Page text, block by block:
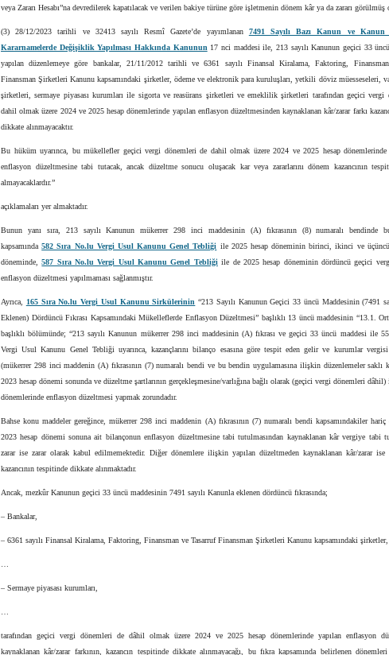
veya Zararı Hesabı”na devredilerek kapatılacak ve verilen bakiye türüne göre işletmenin dönem kâr ya da zararı görülmüş
(3) 28/12/2023 tarihli ve 32413 sayılı Resmî Gazete’de yayımlanan 7491 Sayılı Bazı Kanun ve Kanun
Kararnamelerde Değişiklik Yapılması Hakkında Kanunun 17 nci maddesi ile, 213 sayılı Kanunun geçici 33
yapılan düzenlemeye göre bankalar, 21/11/2012 tarihli ve 6361 sayılı Finansal Kiralama, Faktoring,
Finansman Şirketleri Kanunu kapsamındaki şirketler, ödeme ve elektronik para kuruluşları, yetkili döviz müesseseleri,
şirketleri, sermaye piyasası kurumları ile sigorta ve reasürans şirketleri ve emeklilik şirketleri tarafından geçici vergi
dahil olmak üzere 2024 ve 2025 hesap dönemlerinde yapılan enflasyon düzeltmesinden kaynaklanan kâr/zarar farkı
dikkate alınmayacaktır.
Bu hüküm uyarınca, bu mükellefler geçici vergi dönemleri de dahil olmak üzere 2024 ve 2025 hesap dönemlerinde
enflasyon düzeltmesine tabi tutacak, ancak düzeltme sonucu oluşacak kar veya zararlarını dönem kazancının
almayacaklardır.”
açıklamaları yer almaktadır.
Bunun yanı sıra, 213 sayılı Kanunun mükerrer 298 inci maddesinin (A) fıkrasının (8) numaralı bendinde
kapsamında582 Sıra No.lu Vergi Usul Kanunu Genel Tebliği ile 2025 hesap döneminin birinci, ikinci ve
döneminde,587 Sıra No.lu Vergi Usul Kanunu Genel Tebliğiile de 2025 hesap döneminin dördüncü geçici
enflasyon düzeltmesi yapılmaması sağlanmıştır.
Ayrıca, 165 Sıra No.lu Vergi Usul Kanunu Sirkülerinin “213 Sayılı Kanunun Geçici 33 üncü Maddesinin (7491
Eklenen) Dördüncü Fıkrası Kapsamındaki Mükelleflerde Enflasyon Düzeltmesi” başlıklı 13 üncü maddesinin “13.1.
başlıklı bölümünde; “213 sayılı Kanunun mükerrer 298 inci maddesinin (A) fıkrası ve geçici 33 üncü maddesi ile
Vergi Usul Kanunu Genel Tebliği uyarınca, kazançlarını bilanço esasına göre tespit eden gelir ve kurumlar
(mükerrer 298 inci maddenin (A) fıkrasının (7) numaralı bendi ve bu bendin uygulamasına ilişkin düzenlemeler saklı
2023 hesap dönemi sonunda ve düzeltme şartlarının gerçekleşmesine/varlığına bağlı olarak (geçici vergi dönemleri dâhil)
dönemlerinde enflasyon düzeltmesi yapmak zorundadır.
Bahse konu maddeler gereğince, mükerrer 298 inci maddenin (A) fıkrasının (7) numaralı bendi kapsamındakiler hariç
2023 hesap dönemi sonuna ait bilançonun enflasyon düzeltmesine tabi tutulmasından kaynaklanan kâr vergiye tabi
zarar ise zarar olarak kabul edilmemektedir. Diğer dönemlere ilişkin yapılan düzeltmeden kaynaklanan kâr/zarar
kazancının tespitinde dikkate alınmaktadır.
Ancak, mezkûr Kanunun geçici 33 üncü maddesinin 7491 sayılı Kanunla eklenen dördüncü fıkrasında;
– Bankalar,
– 6361 sayılı Finansal Kiralama, Faktoring, Finansman ve Tasarruf Finansman Şirketleri Kanunu kapsamındaki şirketler,
– Sermaye piyasası kurumları,
tarafından geçici vergi dönemleri de dâhil olmak üzere 2024 ve 2025 hesap dönemlerinde yapılan enflasyon
kaynaklanan kâr/zarar farkının, kazancın tespitinde dikkate alınmayacağı, bu fıkra kapsamında belirlenen